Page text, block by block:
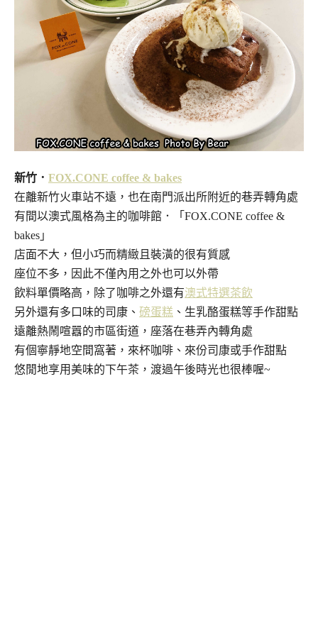
新竹． FOX.CONE coffee & bakes
在離新竹火車站不遠，也在南門派出所附近的巷弄轉角處
有間以澳式風格為主的咖啡館．「FOX.CONE coffee &
bakes」
店面不大，但小巧而精緻且裝潢的很有質感
座位不多，因此不僅內用之外也可以外帶
飲料單價略高，除了咖啡之外還有澳式特選茶飲
另外還有多口味的司康、 磅蛋糕 、生乳酪蛋糕等手作甜點
遠離熱鬧喧囂的市區街道，座落在巷弄內轉角處
有個寧靜地空間窩著，來杯咖啡、來份司康或手作甜點
悠閒地享用美味的下午茶，渡過午後時光也很棒喔~